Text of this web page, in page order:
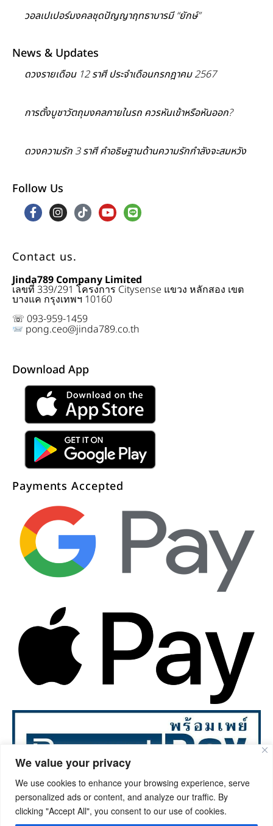
We value your privacy
We use cookies to enhance your browsing experience, serve
personalized ads or content, and analyze our traffic. By
clicking "Accept All", you consent to our use of cookies.
วอลเปเปอร์มงคลชุดปัญญาฤทธาบารมี “ยักษ์”
News & Updates
ดวงรายเดือน 12 ราศี ประจำเดือนกรกฎาคม 2567
การตั้งบูชาวัตถุมงคลภายในรถ ควรหันเข้าหรือหันออก?
ดวงความรัก 3 ราศี คำอธิษฐานด้านความรักกำลังจะสมหวัง
Follow Us
Contact us.
Jinda789 Company Limited
เลขที่ 339/291 โครงการ Citysense แขวง หลักสอง เขต
บางแค กรุงเทพฯ 10160
☏ 093-959-1459
pong.ceo@jinda789.co.th
Download App
Payments Accepted
©2023. Ongphrawallpaper.com All rights reserved.